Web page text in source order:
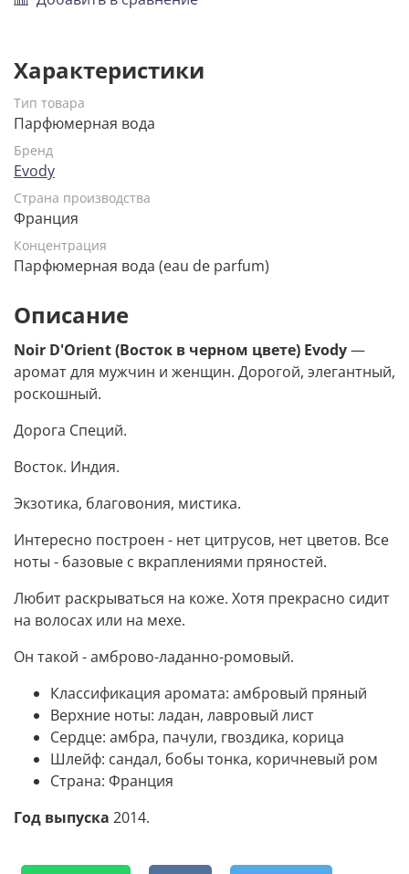
Характеристики
Тип товара
Парфюмерная вода
Бренд
Evody
Страна производства
Франция
Концентрация
Парфюмерная вода (eau de parfum)
Описание
Noir D'Orient (Восток в черном цвете) Evody—
аромат для мужчин и женщин. Дорогой, элегантный,
роскошный.
Дорога Специй.
Восток. Индия.
Экзотика, благовония, мистика.
Интересно построен - нет цитрусов, нет цветов. Все
ноты - базовые с вкраплениями пряностей.
Любит раскрываться на коже. Хотя прекрасно сидит
на волосах или на мехе.
Он такой - амброво-ладанно-ромовый.
Классификация аромата: амбровый пряный
Верхние ноты: ладан, лавровый лист
Сердце: амбра, пачули, гвоздика, корица
Шлейф: сандал, бобы тонка, коричневый ром
Страна: Франция
Год выпуска 2014.